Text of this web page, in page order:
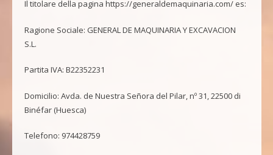
Il titolare della pagina https://generaldemaquinaria.com/ es:
Ragione Sociale: GENERAL DE MAQUINARIA Y EXCAVACION
S.L.
Partita IVA: B22352231
Domicilio: Avda. de Nuestra Señora del Pilar, nº 31, 22500 di
Binéfar (Huesca)
Telefono: 974428759